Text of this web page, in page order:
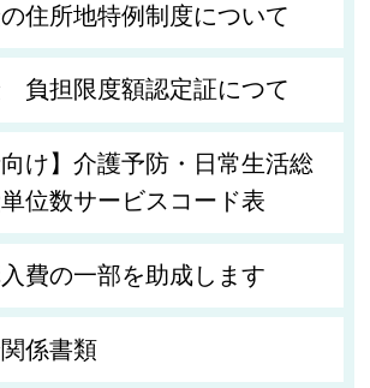
住所地特例制度について
負担限度額認定証につて
向け】介護予防・日常生活総
位数サービスコード表
費の一部を助成します
係書類